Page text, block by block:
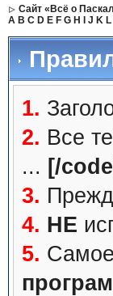
Сайт «Всё о
A B C D E F G H J K L
1.
2. Все
... [/
3.
4. НЕ
5. Самое